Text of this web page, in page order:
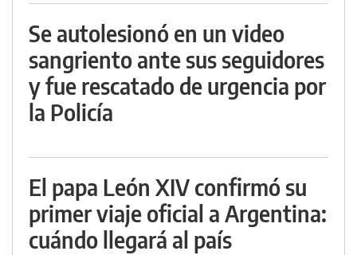
Se autolesionó en un video
sangriento ante sus seguidores
y fue rescatado de urgencia por
la Policía
El papa León XIV confirmó su
primer viaje oficial a Argentina:
cuándo llegará al país